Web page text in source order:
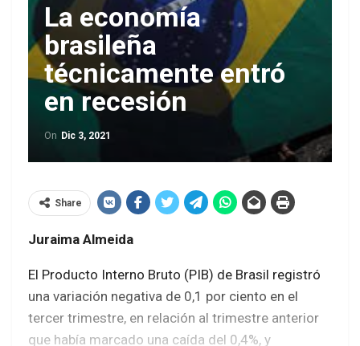
La economía
brasileña
técnicamente entró
en recesión
On Dic 3, 2021
Share
Juraima Almeida
El Producto Interno Bruto (PIB) de Brasil registró
una variación negativa de 0,1 por ciento en el
tercer trimestre, en relación al trimestre anterior
que había marcado una caída del 0,4%, y